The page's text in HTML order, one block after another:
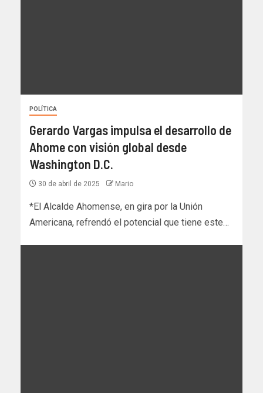
POLÍTICA
Gerardo Vargas impulsa el desarrollo de
Ahome con visión global desde
Washington D.C.
30 de abril de 2025 Mario
*El Alcalde Ahomense, en gira por la Unión
Americana, refrendó el potencial que tiene este…